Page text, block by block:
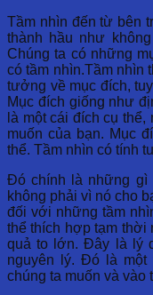
Tầm nhìn đến từ bên
thành hầu như
Chúng ta có những
có tầm nhìn.Tầm nhìn
tưởng về mục đích,
Mục đích giống như
là một cái đích cụ
muốn của bạn. Mục
thể. Tầm nhìn có tính
Đó chính là những gì
không phải vì nó cho
đối với những tầm
thể thích hợp tạm thời
quả to lớn. Đây là lý
nguyên lý. Đó là một
chúng ta muốn và vào